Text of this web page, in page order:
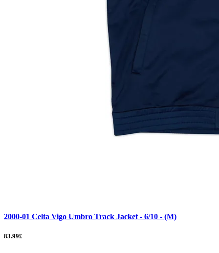
2000-01 Celta Vigo Umbro Track Jacket - 6/10 - (M)
83.99£